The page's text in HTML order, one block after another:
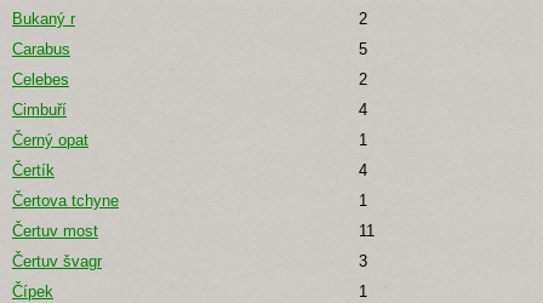
Bukaný r
2
Carabus
5
Celebes
2
Cimbuří
4
Černý opat
1
Čertík
4
Čertova tchyne
1
Čertuv most
11
Čertuv švagr
3
Čípek
1